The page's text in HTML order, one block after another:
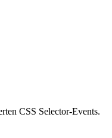
CSS Selector-Events.